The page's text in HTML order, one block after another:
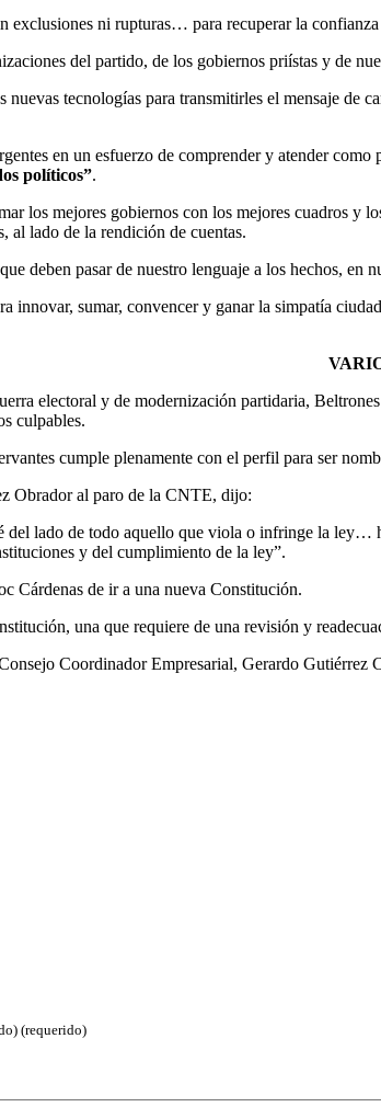
exclusiones ni rupturas… para recuperar la
del partido, de los gobiernos priístas y de
tecnologías para transmitirles el mensaje
en un esfuerzo de comprender y atender
políticos”.
los mejores gobiernos con los mejores cuadros y
al lado de la rendición de cuentas.
deben pasar de nuestro lenguaje a los hechos, en
innovar, sumar, convencer y ganar la simpatía
electoral y de modernización partidaria,
culpables.
cumple plenamente con el perfil para ser
Obrador al paro de la CNTE, dijo:
lado de todo aquello que viola o infringe la ley…
y del cumplimiento de la ley”.
Cárdenas de ir a una nueva Constitución.
una que requiere de una revisión y
Coordinador Empresarial, Gerardo
(requerido)